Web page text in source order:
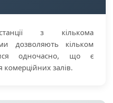
з кількома
дозволяють кільком
одночасно, що є
залів.